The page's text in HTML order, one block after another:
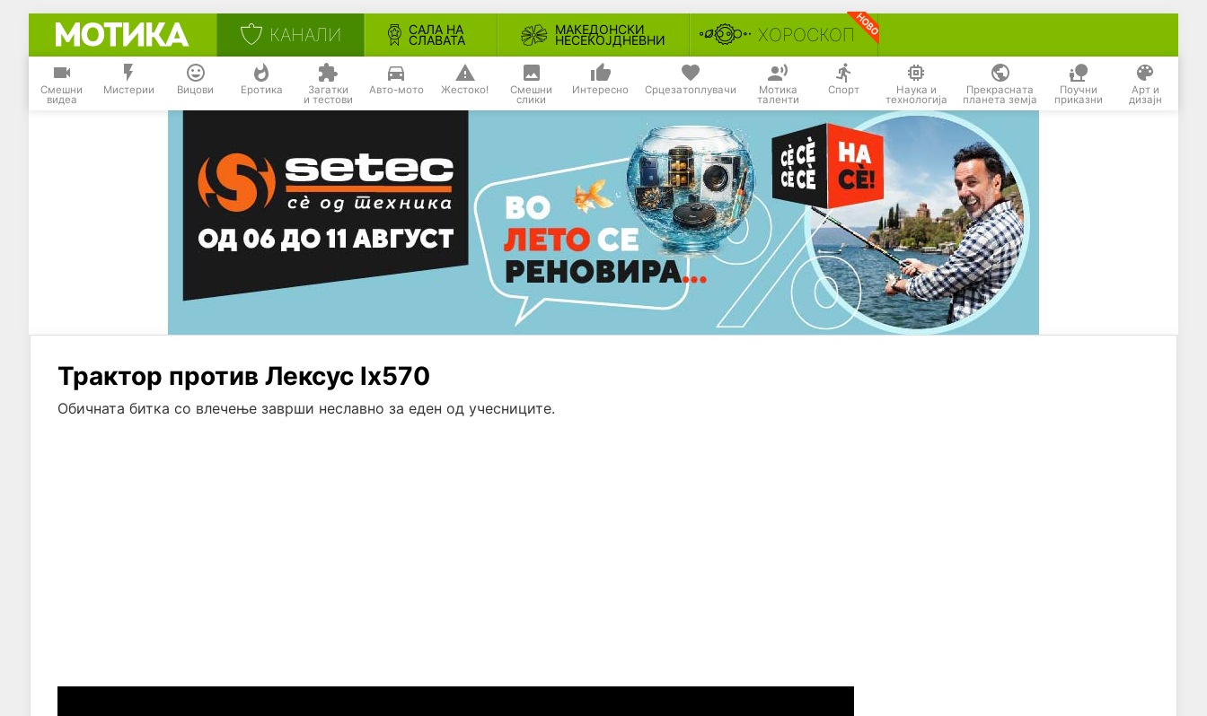
КАНАЛИ САЛА НА
СЛАВАТА
МАКЕДОНСКИ
НЕСЕКОЈДНЕВНИ ХОРОСКОП
Смешни
видеа
Мистерии Вицови Еротика Загатки
и тестови
Авто-мото Жестоко! Смешни
слики
Интересно Срцезатоплувачи Мотика
таленти
Спорт Наука и
технологија
Прекрасната
планета земја
Поучни
приказни
Арт и
дизајн
Трактор против Лексус lx570
Обичната битка со влечење заврши неславно за еден од учесниците.